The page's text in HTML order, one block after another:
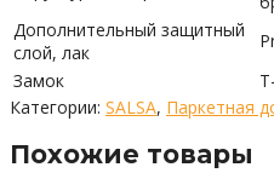
Дополнительный защитный
слой, лак
Замок
Категории: SALSA, Паркетная
Похожие товары